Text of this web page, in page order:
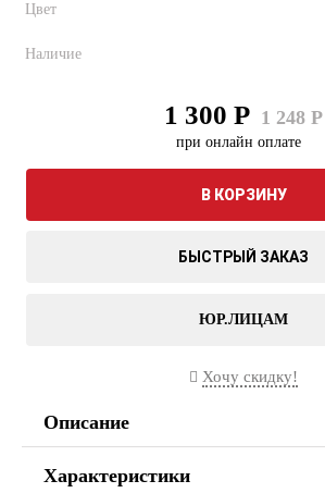
Цвет
Наличие
1 300 Р 1 248 Р
при онлайн оплате
В КОРЗИНУ
БЫСТРЫЙ ЗАКАЗ
ЮР.ЛИЦАМ
Хочу скидку!
Описание
Характеристики